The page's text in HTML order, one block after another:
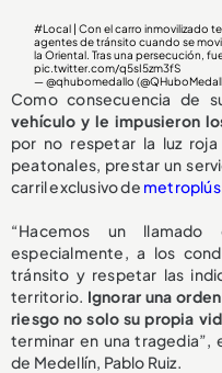
#Local | Con el carro inmovilizado
agentes de tránsito cuando se
la Oriental. Tras una persecución,
pic.twitter.com/q5sI5zm3fS
— @qhubomedallo
Como consecuencia de
vehículo y le impusieron
por no respetar la luz
peatonales, prestar un
carril exclusivo de metroplús.
“Hacemos un llamado
especialmente, a los
tránsito y respetar las
territorio. Ignorar una
riesgo no solo su propia
terminar en una tragedia”,
de Medellín, Pablo Ruiz.